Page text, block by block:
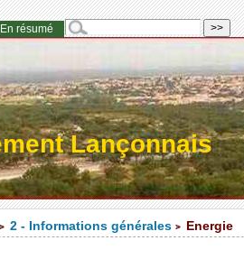
Lançonnais
> 2 - Informations générales > Energie
En résumé